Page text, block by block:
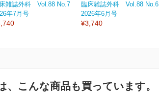
雑誌外科 Vol.88 No.7
年7月号
臨床雑誌外科 Vol.88 No.6
2026年6月号
¥3,740
、こんな商品も買っています。